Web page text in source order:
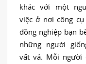
khác với một
việc ở nơi công
đồng nghiệp bạn
những người
vất vả. Mỗi người